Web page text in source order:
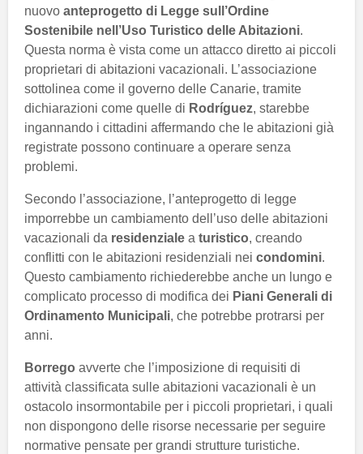
nuovo anteprogetto di Legge sull’Ordine
Sostenibile nell’Uso Turistico delle Abitazioni.
Questa norma è vista come un attacco diretto ai piccoli
proprietari di abitazioni vacazionali. L’associazione
sottolinea come il governo delle Canarie, tramite
dichiarazioni come quelle di Rodríguez, starebbe
ingannando i cittadini affermando che le abitazioni già
registrate possono continuare a operare senza
problemi.
Secondo l’associazione, l’anteprogetto di legge
imporrebbe un cambiamento dell’uso delle abitazioni
vacazionali da residenziale a turistico, creando
conflitti con le abitazioni residenziali nei condomini.
Questo cambiamento richiederebbe anche un lungo e
complicato processo di modifica dei Piani Generali di
Ordinamento Municipali, che potrebbe protrarsi per
anni.
Borrego avverte che l’imposizione di requisiti di
attività classificata sulle abitazioni vacazionali è un
ostacolo insormontabile per i piccoli proprietari, i quali
non dispongono delle risorse necessarie per seguire
normative pensate per grandi strutture turistiche.